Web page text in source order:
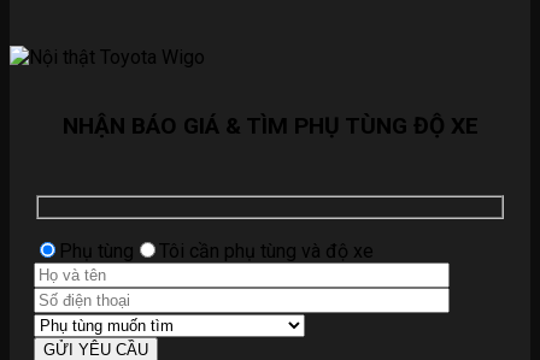
NHẬN BÁO GIÁ & TÌM PHỤ TÙNG ĐỘ XE
Phụ tùng Tôi cần phụ tùng và độ xe